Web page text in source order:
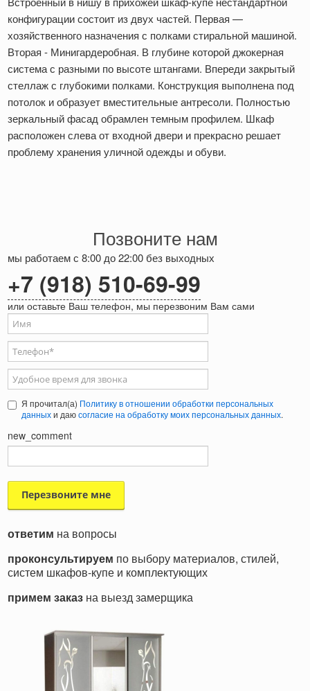
конфигурации состоит из двух частей. Первая —
хозяйственного назначения с полками стиральной машиной.
Вторая - Минигардеробная. В глубине которой джокерная
система с разными по высоте штангами. Впереди закрытый
стеллаж с глубокими полками. Конструкция выполнена под
потолок и образует вместительные антресоли. Полностью
зеркальный фасад обрамлен темным профилем. Шкаф
расположен слева от входной двери и прекрасно решает
проблему хранения уличной одежды и обуви.
Позвоните нам
мы работаем с 8:00 до 22:00 без выходных
+7 (918) 510-69-99
или оставьте Ваш телефон, мы перезвоним Вам сами
Ваше имя
Телефон*
Удобное время для звонка
Я прочитал(а) Политику в отношении обработки персональных
данныхи даюсогласие на обработку моих персональных данных.
new_comment
ответим на вопросы
проконсультируем по выбору материалов, стилей,
систем шкафов-купе и комплектующих
примем заказ на выезд замерщика